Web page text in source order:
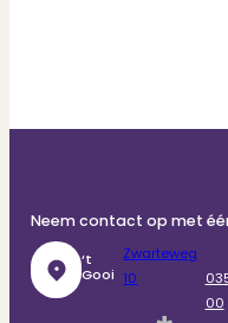
Neem contact op met
‘t
Gooi
Zwarteweg
10
00